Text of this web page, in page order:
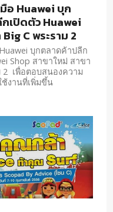
อ Huawei บุก
เปิดตัว Huawei
C พระราม 2
บุกตลาดค้าปลีก
Shop สาขาใหม่ สาขา
2 เพื่อตอบสนองความ
ช้งานที่เพิ่มขึ้น